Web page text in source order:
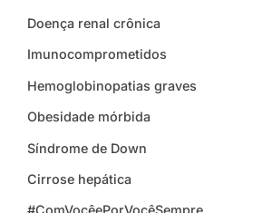
Doença renal crônica
Imunocomprometidos
Hemoglobinopatias graves
Obesidade mórbida
Síndrome de Down
Cirrose hepática